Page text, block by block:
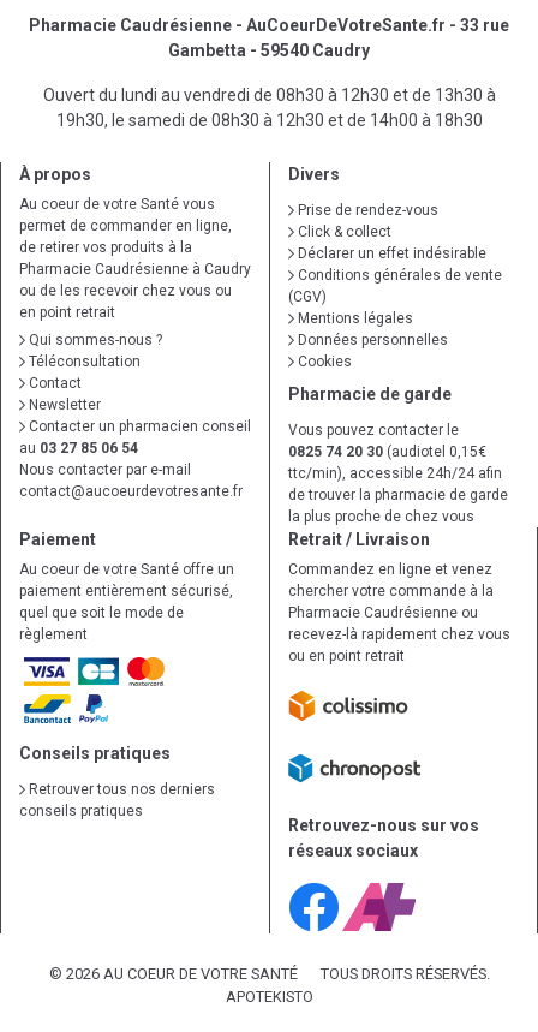
Pharmacie Caudrésienne - AuCoeurDeVotreSante.fr - 33 rue
Gambetta - 59540 Caudry
Ouvert du lundi au vendredi de 08h30 à 12h30 et de 13h30 à
19h30, le samedi de 08h30 à 12h30 et de 14h00 à 18h30
À propos
Au coeur de votre Santé vous
permet de commander en ligne,
de retirer vos produits à la
Pharmacie Caudrésienne à Caudry
ou de les recevoir chez vous ou
en point retrait
Qui sommes-nous ?
Téléconsultation
Contact
Newsletter
Contacter un pharmacien conseil
au 03 27 85 06 54
Nous contacter par e-mail
contact@aucoeurdevotresante.fr
Divers
Prise de rendez-vous
Click & collect
Déclarer un effet indésirable
Conditions générales de vente
(CGV)
Mentions légales
Données personnelles
Cookies
Pharmacie de garde
Vous pouvez contacter le
0825 74 20 30 (audiotel 0,15€
ttc/min), accessible 24h/24 afin
de trouver la pharmacie de garde
la plus proche de chez vous
Paiement
Au coeur de votre Santé offre un
paiement entièrement sécurisé,
quel que soit le mode de
règlement
Conseils pratiques
Retrouver tous nos derniers
conseils pratiques
Retrait / Livraison
Commandez en ligne et venez
chercher votre commande à la
Pharmacie Caudrésienne ou
recevez-là rapidement chez vous
ou en point retrait
Retrouvez-nous sur vos
réseaux sociaux
© 2026 AU COEUR DE VOTRE SANTÉ
TOUS DROITS RÉSERVÉS.
APOTEKISTO